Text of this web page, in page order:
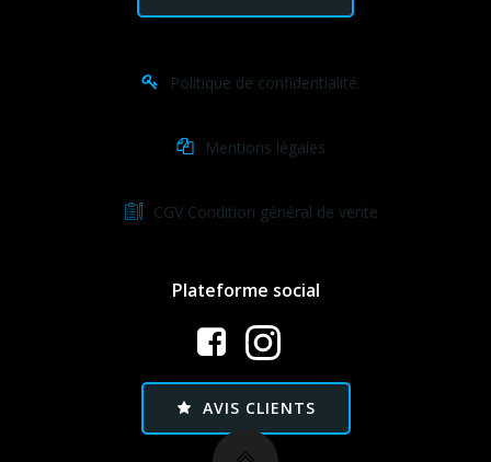
Politique de confidentialité.
Mentions légales
CGV Condition général de vente
Plateforme social
AVIS CLIENTS